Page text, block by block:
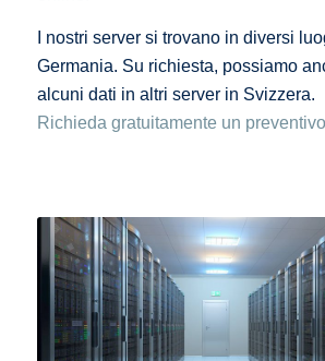
I nostri server si trovano in diversi
Germania. Su richiesta, possiamo
alcuni dati in altri server in Svizzera.
Richieda gratuitamente un